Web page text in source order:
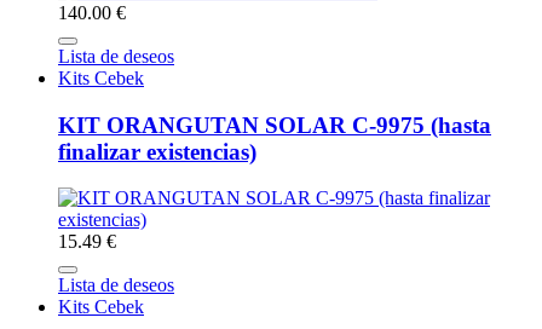
140.00 €
Lista de deseos
Kits Cebek
KIT ORANGUTAN SOLAR C-9975 (hasta
finalizar existencias)
15.49 €
Lista de deseos
Kits Cebek